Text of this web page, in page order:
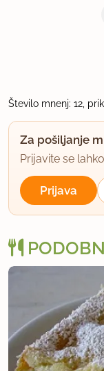
Pecivo se lepo
član od 2007
Sem nova,pa
član od 2007
13.11.2007 ob
Število mnenj: 12,
Za pošiljanje
Prijavite se
Prijava